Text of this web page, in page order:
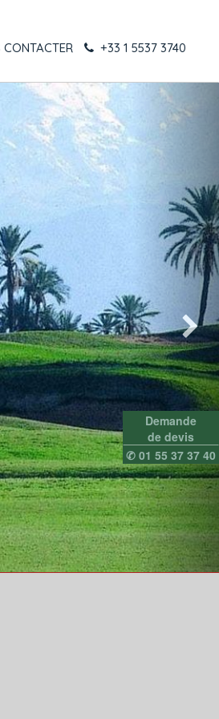
+33 1 5537 3740
Suivant
Demande
de devis
✆ 01 55 37 37 40